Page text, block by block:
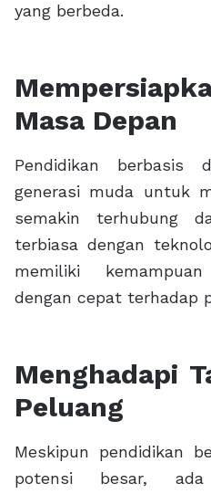
yang berbeda.
Masa Depan
Pendidikan berbasis
generasi muda untuk
semakin terhubung
terbiasa dengan
memiliki
dengan cepat terhadap
Menghadapi
Peluang
Meskipun pendidikan
potensi besar,